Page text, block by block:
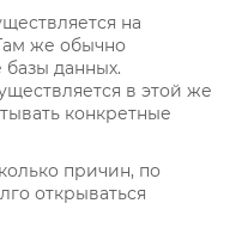
на
же обычно
базы данных.
в этой же
конкретные
причин, по
открываться